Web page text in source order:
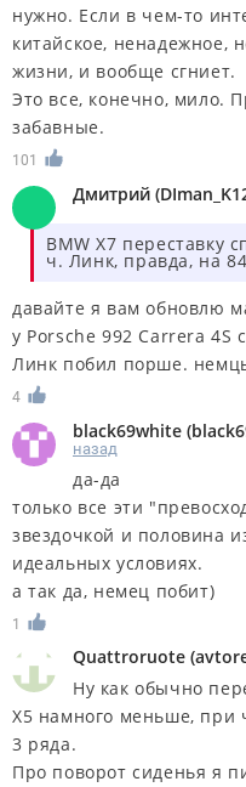
нужно. Если в чем-то
китайское, ненадежное,
жизни, и вообще сгниет.
Это все, конечно, мило.
забавные.
101
Дмитрий (
BMW X7 переставку
ч. Линк, правда, на
давайте я вам обновлю
у Porsche 992 Carrera 4S
Линк побил порше.
4
black69white (
назад
да-да
только все эти
звездочкой и половина
идеальных условиях.
а так да, немец побит)
1
Quattroruote (
Ну как обычно
Х5 намного меньше, при
3 ряда.
Про поворот сиденья я